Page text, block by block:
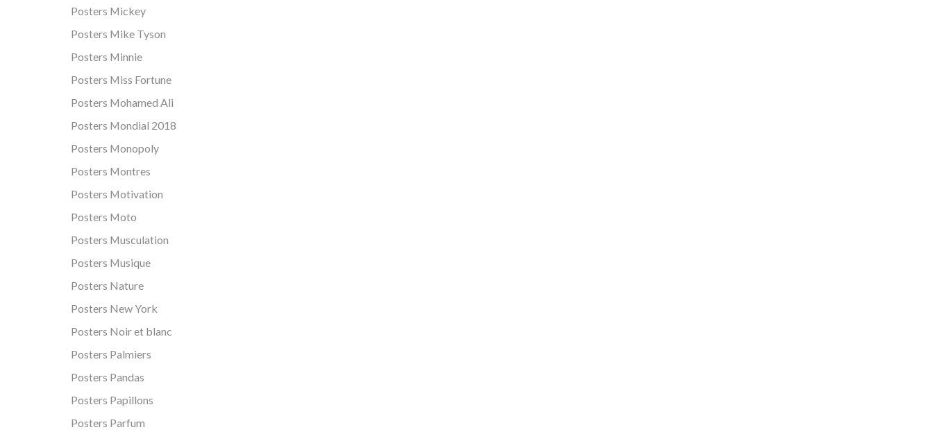
Posters Mickey
Posters Mike Tyson
Posters Minnie
Posters Miss Fortune
Posters Mohamed Ali
Posters Mondial 2018
Posters Monopoly
Posters Montres
Posters Motivation
Posters Moto
Posters Musculation
Posters Musique
Posters Nature
Posters New York
Posters Noir et blanc
Posters Palmiers
Posters Pandas
Posters Papillons
Posters Parfum